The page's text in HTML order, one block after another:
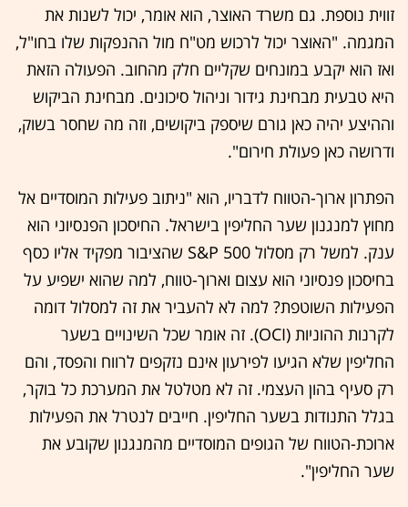
זווית נוספת. גם משרד האוצר, הוא אומר, יכול לשנות את
המגמה. "האוצר יכול לרכוש מט"ח מול ההנפקות שלו בחו"ל,
ואז הוא יקבע במונחים שקליים חלק מהחוב. הפעולה הזאת
היא טבעית מבחינת גידור וניהול סיכונים. מבחינת הביקוש
וההיצע יהיה כאן גורם שיספק ביקושים, וזה מה שחסר בשוק,
ודרושה כאן פעולת חירום".
הפתרון ארוך-הטווח לדבריו, הוא "ניתוב פעילות המוסדיים אל
מחוץ למנגנון שער החליפין בישראל. החיסכון הפנסיוני הוא
ענק. למשל רק מסלול S&P 500 שהציבור מפקיד אליו כסף
בחיסכון פנסיוני הוא עצום וארוך-טווח, למה שהוא ישפיע על
הפעילות השוטפת? למה לא להעביר את זה למסלול דומה
לקרנות ההוניות (OCI). זה אומר שכל השינויים בשער
החליפין שלא הגיעו לפירעון אינם נזקפים לרווח והפסד, והם
רק סעיף בהון העצמי. זה לא מטלטל את המערכת כל בוקר,
בגלל התנודות בשער החליפין. חייבים לנטרל את הפעילות
ארוכת-הטווח של הגופים המוסדיים מהמנגנון שקובע את
שער החליפין".